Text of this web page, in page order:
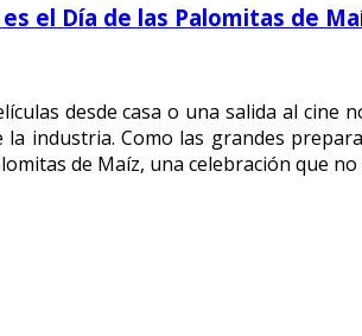
el Día de las Palomitas de
desde casa o una salida al
la industria. Como las grandes
de Maíz, una celebración que